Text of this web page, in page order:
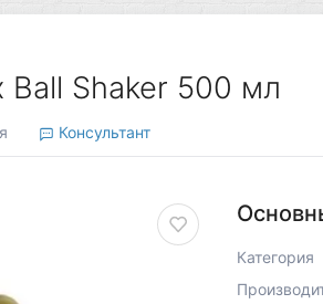
Ball Shaker 500 мл
Консультант
Категория